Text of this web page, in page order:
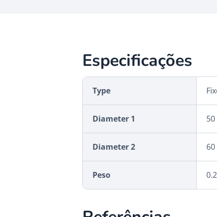
Especificações
Type
Diameter 1 50
Diameter 2 60
Peso